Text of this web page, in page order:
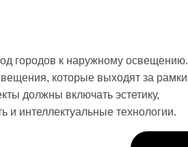
городов к наружному освещению.
которые выходят за рамки
должны включать эстетику,
и интеллектуальные технологии.